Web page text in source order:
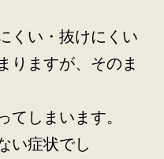
くい・抜けにくい
りますが、そのま
てしまいます。
い症状でし